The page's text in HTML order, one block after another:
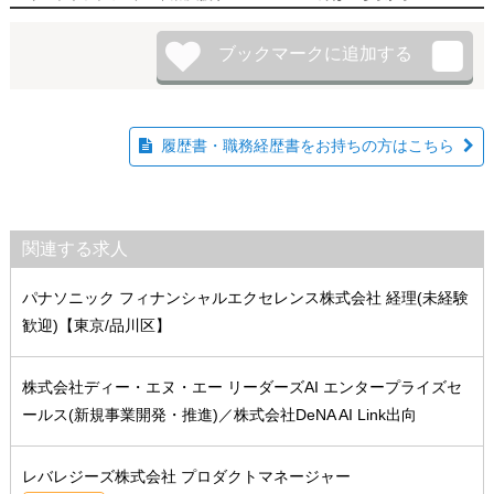
履歴書・職務経歴書をお持ちの方はこちら
関連する求人
パナソニック フィナンシャルエクセレンス株式会社 経理(未経験
歓迎)【東京/品川区】
株式会社ディー・エヌ・エー リーダーズAI エンタープライズセ
ールス(新規事業開発・推進)／株式会社DeNA AI Link出向
レバレジーズ株式会社 プロダクトマネージャー